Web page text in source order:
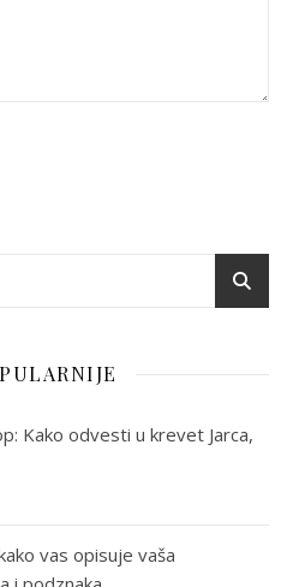
Kako odvesti u krevet Jarca,
vas opisuje vaša